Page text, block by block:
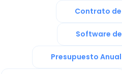
Contrato
Software
Presupuesto